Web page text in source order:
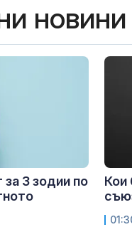
новини
3 зодии по
Кои